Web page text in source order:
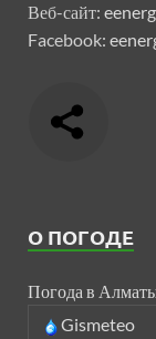
Веб-сайт:
Facebook:
О ПОГОДЕ
Погода в
Gismeteo